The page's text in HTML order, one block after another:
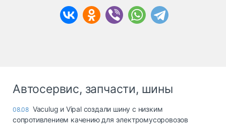
Автосервис, запчасти, шины
08.08 Vaculug и Vipal создали шину с низким
сопротивлением качению для электромусоровозов